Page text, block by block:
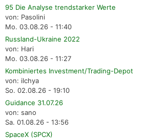
95 Die Analyse trendstarker Werte
von: Pasolini
Mo. 03.08.26 - 11:40
Russland-Ukraine 2022
von: Hari
Mo. 03.08.26 - 11:27
Kombiniertes Investment/Trading-Depot
von: ilchya
So. 02.08.26 - 19:10
Guidance 31.07.26
von: sano
Sa. 01.08.26 - 13:56
SpaceX (SPCX)